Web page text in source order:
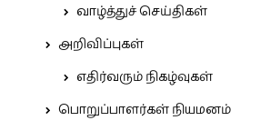
வாழ்த்துச் செய்திகள்
அறிவிப்புகள்
எதிர்வரும் நிகழ்வுகள்
பொறுப்பாளர்கள் நியமனம்